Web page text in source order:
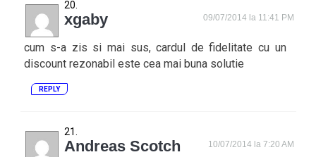
xgaby 09/07/2014 la 11:41 PM
cum s-a zis si mai sus, cardul de fidelitate cu un
discount rezonabil este cea mai buna solutie
REPLY
Andreas Scotch 10/07/2014 la 7:20 AM